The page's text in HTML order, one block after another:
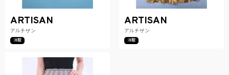
ARTISAN
アルチザン
洋服
ARTISAN
アルチザン
洋服